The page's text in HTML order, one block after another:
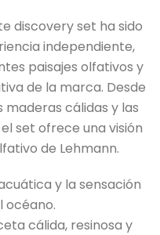
discovery set ha sido
independiente,
paisajes olfativos y
de la marca. Desde
cálidas y las
set ofrece una visión
de Lehmann.
y la sensación
océano.
cálida, resinosa y